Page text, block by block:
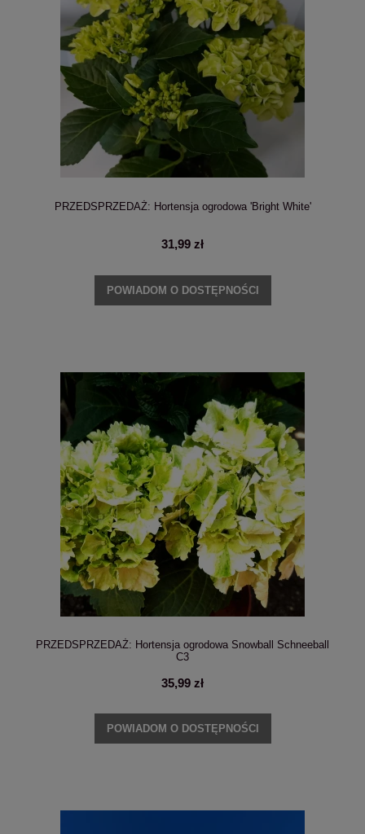
PRZEDSPRZEDAŻ: Hortensja ogrodowa 'Bright White'
31,99 zł
POWIADOM O DOSTĘPNOŚCI
PRZEDSPRZEDAŻ: Hortensja ogrodowa Snowball Schneeball
C3
35,99 zł
POWIADOM O DOSTĘPNOŚCI